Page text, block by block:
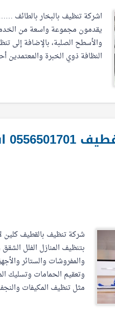
اشركة تنظيف بالبخار بالطائف
يقدمون مجموعة واسعة من
والأسطح الصلبة، بالإضافة إلى
النظافة ذوي الخبرة
شركة تنظيف بالقطيف كلين
بتنظيف المنازل الفلل
والمفروشات والستائر
وتعقيم الحمامات وتسليك
مثل تنظيف المكيفات